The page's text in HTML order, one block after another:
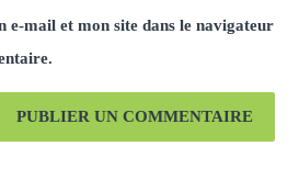
e-mail et mon site dans le navigateur